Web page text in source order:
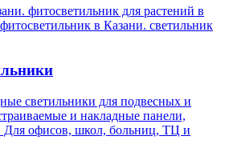
фитосветильник для растений в
в Казани. светильник
светильники для подвесных и
и накладные панели,
Для офисов, школ, больниц, ТЦ и